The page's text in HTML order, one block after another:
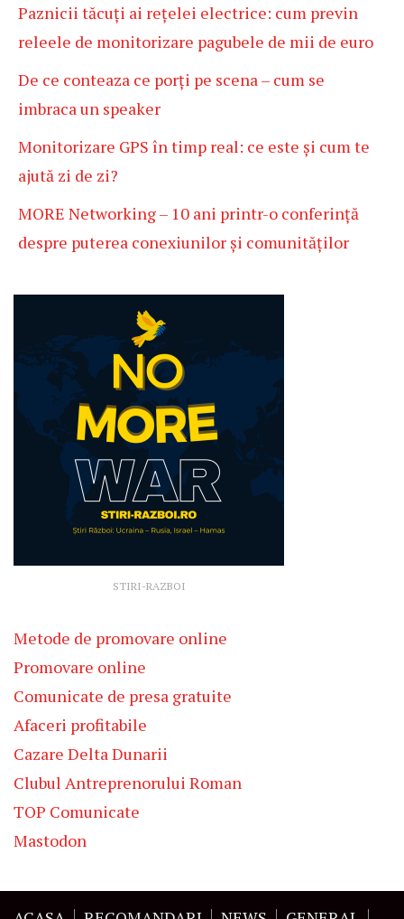
Paznicii tăcuți ai rețelei electrice: cum previn
releele de monitorizare pagubele de mii de euro
De ce conteaza ce porți pe scena – cum se
imbraca un speaker
Monitorizare GPS în timp real: ce este și cum te
ajută zi de zi?
MORE Networking – 10 ani printr-o conferință
despre puterea conexiunilor și comunităților
STIRI-RAZBOI
Metode de promovare online
Promovare online
Comunicate de presa gratuite
Afaceri profitabile
Cazare Delta Dunarii
Clubul Antreprenorului Roman
TOP Comunicate
Mastodon